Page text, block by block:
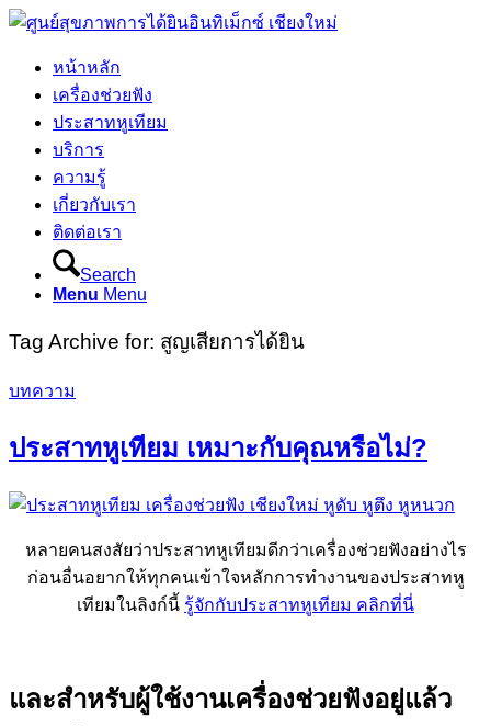
หน้าหลัก
เครื่องช่วยฟัง
ประสาทหูเทียม
บริการ
ความรู้
เกี่ยวกับเรา
ติดต่อเรา
Search
Menu Menu
Tag Archive for: สูญเสียการได้ยิน
บทความ
ประสาทหูเทียม เหมาะกับคุณหรือไม่?
หลายคนสงสัยว่าประสาทหูเทียมดีกว่าเครื่องช่วยฟังอย่างไร
ก่อนอื่นอยากให้ทุกคนเข้าใจหลักการทำงานของประสาทหู
เทียมในลิงก์นี้ รู้จักกับประสาทหูเทียม คลิกที่นี่
และสำหรับผู้ใช้งานเครื่องช่วยฟังอยู่แล้ว